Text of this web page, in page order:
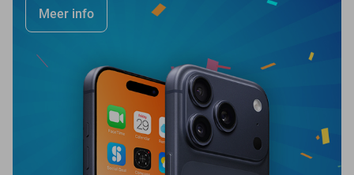
Meer info